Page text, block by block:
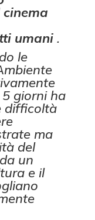
umani .
le
giorni ha
difficoltà
ma
del
un
e il